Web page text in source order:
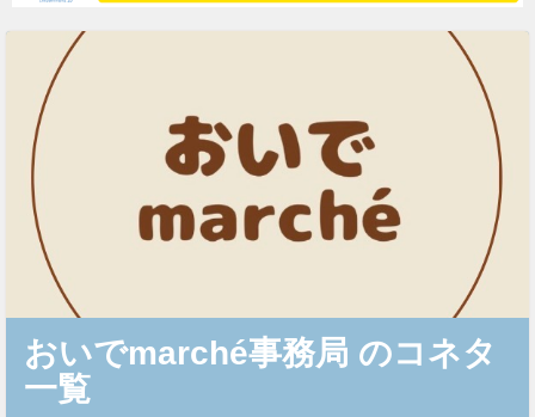
おいでmarché事務局 のコネタ
一覧